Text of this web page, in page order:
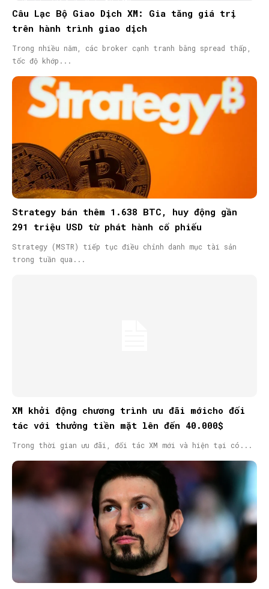
Câu Lạc Bộ Giao Dịch XM: Gia tăng giá trị
trên hành trình giao dịch
Trong nhiều năm, các broker cạnh tranh bằng spread thấp,
tốc độ khớp...
Strategy bán thêm 1.638 BTC, huy động gần
291 triệu USD từ phát hành cổ phiếu
Strategy (MSTR) tiếp tục điều chỉnh danh mục tài sản
trong tuần qua...
XM khởi động chương trình ưu đãi mớicho đối
tác với thưởng tiền mặt lên đến 40.000$
Trong thời gian ưu đãi, đối tác XM mới và hiện tại có...